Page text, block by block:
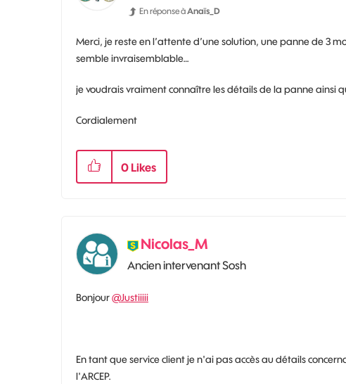
En réponse àAnaïs_D
Merci, je reste en l’attente d’une solution, une panne de 3
semble invraisemblable…
je voudrais vraiment connaître les détails de la panne ainsi
Cordialement
0 Likes
Nicolas_M
Ancien intervenant Sosh
Bonjour@Justiiiii
En tant que service client je n'ai pas accès au détails
l'ARCEP.